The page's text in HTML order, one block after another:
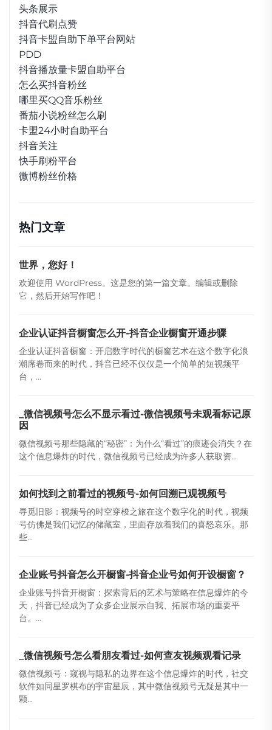
头条展示
抖音代刷点赞
抖音卡盟自助下单平台网站
PDD
抖音播放量卡盟自助平台
怎么买抖音粉丝
哪里买QQ音乐粉丝
番茄小说粉丝怎么刷
卡盟24小时自助平台
抖音关注
快手刷粉平台
微博粉丝价格
热门文章
世界，您好！
欢迎使用 WordPress。这是您的第一篇文章。编辑或删除
它，然后开始写作吧！
企业认证抖音橱窗怎么开-抖音企业橱窗开通步骤
企业认证抖音橱窗：开启数字时代的橱窗艺术在这个数字化浪
潮席卷而来的时代，抖音已经不仅仅是一个简单的短视频平
台，...
_微信视频号怎么不显示看过-微信视频号未观看标记原
因
微信视频号那些隐藏的“秘密”：为什么“看过”的痕迹会消失？在
这个信息爆炸的时代，微信视频号已经成为许多人获取资...
如何找到之前看过的视频号-如何回溯已观视频号
寻觅旧影：视频号的时空穿梭之旅在这个数字化的时代，视频
号仿佛是我们记忆的储藏室，里面存放着我们的喜怒哀乐。那
些...
企业账号抖音怎么开橱窗-抖音企业号如何开设橱窗？
企业账号抖音开橱窗：探索背后的艺术与策略在信息爆炸的今
天，抖音已经成为了众多企业展示自我、拓展市场的重要平
台。...
_微信视频号怎么看朋友看过-如何查友视频观看记录
微信视频号：窥视与隐私的边界在这个信息爆炸的时代，社交
软件如同星罗棋布的宇宙星辰，其中微信视频号无疑是其中一
颗...